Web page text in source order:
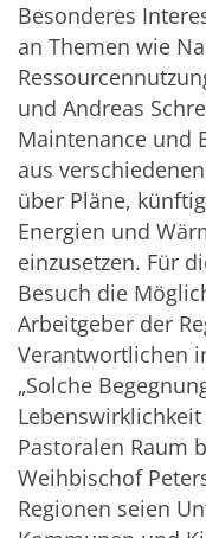
Besonderes
an Themen wie
und Andreas
Maintenance und
aus
über Pläne,
Energien und
einzusetzen. Für
Besuch die
Arbeitgeber der
Verantwortlichen
„Solche
Pastoralen Raum
Weihbischof
Regionen seien